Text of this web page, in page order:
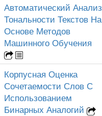
Автоматический Анализ
Тональности Текстов На
Основе Методов
Машинного Обучения
Корпусная Оценка
Сочетаемости Слов С
Использованием
Бинарных Аналогий